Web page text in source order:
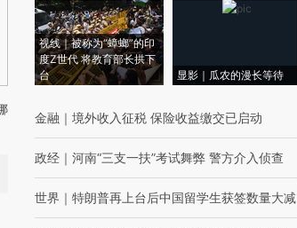
视线｜被称为“蟑螂”的印
度Z世代 将教育部长拱下
台
显影｜瓜农的漫长等待
金融 ｜ 境外收入征税 保险收益缴交已启动
政经 ｜ 河南“三支一扶”考试舞弊 警方介入侦查
世界 ｜ 特朗普再上台后中国留学生获签数量大减